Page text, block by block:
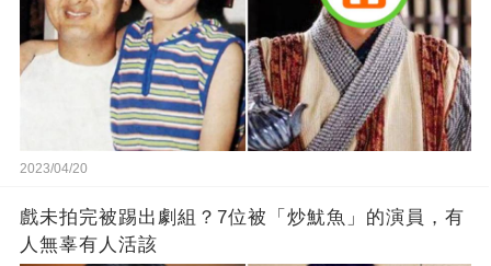
2023/04/20
戲未拍完被踢出劇組？7位被「炒魷魚」的演員，有
人無辜有人活該